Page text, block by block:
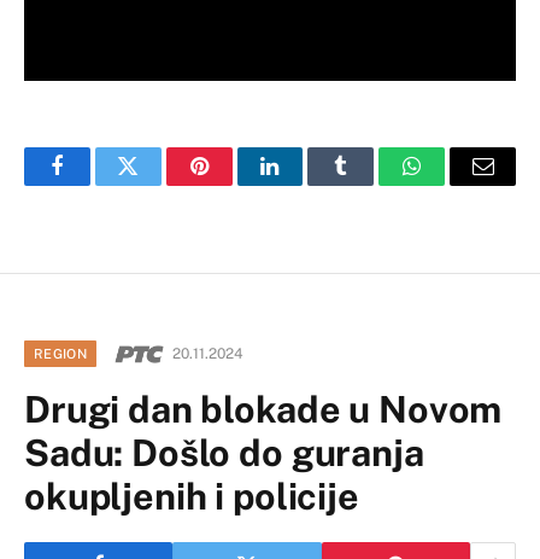
FacebookTwitter PinterestLinkedInTumblr WhatsAppEmail
REGION 20.11.2024
Drugi dan blokade u Novom
Sadu: Došlo do guranja
okupljenih i policije